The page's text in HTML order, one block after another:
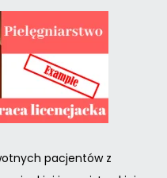
pacjentów z